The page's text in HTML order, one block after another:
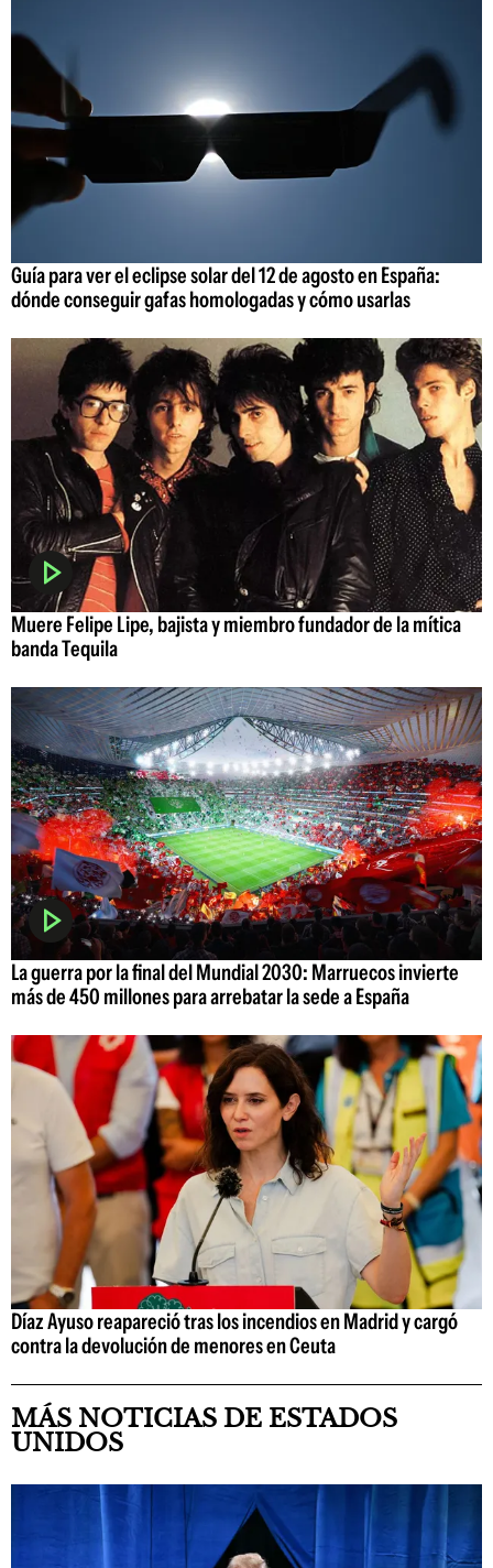
Guía para ver el eclipse solar del 12 de agosto en España:
dónde conseguir gafas homologadas y cómo usarlas
Muere Felipe Lipe, bajista y miembro fundador de la mítica
banda Tequila
La guerra por la final del Mundial 2030: Marruecos invierte
más de 450 millones para arrebatar la sede a España
Díaz Ayuso reapareció tras los incendios en Madrid y cargó
contra la devolución de menores en Ceuta
MÁS NOTICIAS DE ESTADOS
UNIDOS